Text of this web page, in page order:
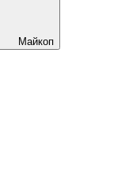
Майкоп